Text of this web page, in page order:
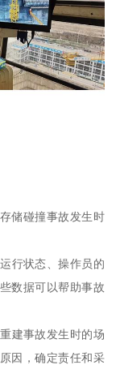
储碰撞事故发生时
行状态、操作员的
数据可以帮助事故
建事故发生时的场
因，确定责任和采